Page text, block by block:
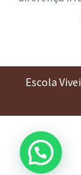
Escola